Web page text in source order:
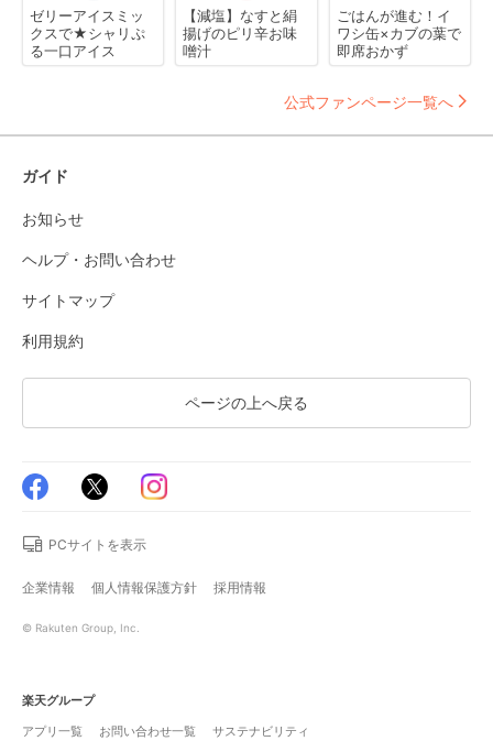
ゼリーアイスミッ
クスで★シャリぷ
る一口アイス
【減塩】なすと絹
揚げのピリ辛お味
噌汁
ごはんが進む！イ
ワシ缶×カブの葉で
即席おかず
公式ファンページ一覧へ
ガイド
お知らせ
ヘルプ・お問い合わせ
サイトマップ
利用規約
ページの上へ戻る
PCサイトを表示
企業情報 個人情報保護方針 採用情報
© Rakuten Group, Inc.
楽天グループ
アプリ一覧
お問い合わせ一覧 サステナビリティ